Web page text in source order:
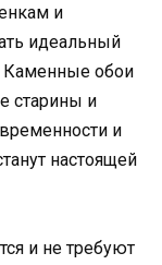
и
идеальный
Каменные обои
старины и
и
настоящей
и не требуют